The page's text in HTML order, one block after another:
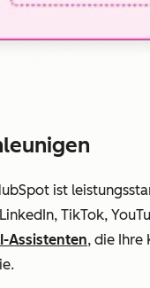
ist
TikTok,
Assistenten, die Ihre